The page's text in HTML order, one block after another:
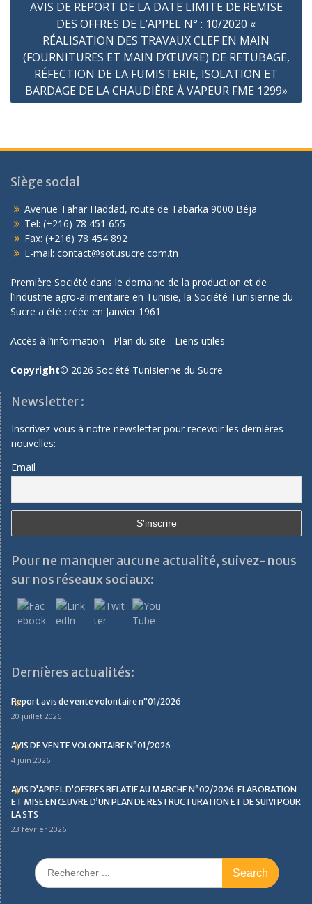
AVIS DE REPORT DE LA DATE LIMITE DE REMISE
DES OFFRES DE L’APPEL N° : 10/2020 «
RÉALISATION DES TRAVAUX CLEF EN MAIN
(FOURNITURES ET MAIN D’ŒUVRE) DE RETUBAGE,
RÉFECTION DE LA FUMISTERIE, ISOLATION ET
BARDAGE DE LA CHAUDIÈRE À VAPEUR FME 1299»
Siège social
Avenue Tahar Haddad, route de Tabarka 9000 Béja
Tel: (+216) 78 451 655
Fax: (+216) 78 454 892
E-mail: contact@sotusucre.com.tn
Première Société dans le domaine de la production et de
l’industrie agro-alimentaire en Tunisie, la Société Tunisienne du
Sucre a été créée en Janvier 1961.
Accès à l’information - Plan du site - Liens utiles
Copyright© 2026 Société Tunisienne du Sucre
Newsletter :
Inscrivez-vous à notre newsletter pour recevoir les dernières
nouvelles:
Email
Pour ne manquer aucune actualité, suivez-nous
sur nos réseaux sociaux:
Dernières actualités:
Report avis de vente volontaire n°01/2026
20 juillet 2026
AVIS DE VENTE VOLONTAIRE N°01/2026
4 juin 2026
AVIS D’APPEL D’OFFRES RELATIF AU MARCHE N°02/2026: ELABORATION
ET MISE EN ŒUVRE D’UN PLAN DE RESTRUCTURATION ET DE SUIVI POUR
LA STS
23 février 2026